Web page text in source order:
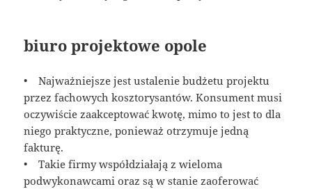
biuro projektowe opole
• Najważniejsze jest ustalenie budżetu projektu
przez fachowych kosztorysantów. Konsument musi
oczywiście zaakceptować kwotę, mimo to jest to dla
niego praktyczne, ponieważ otrzymuje jedną
fakturę.
• Takie firmy współdziałają z wieloma
podwykonawcami oraz są w stanie zaoferować